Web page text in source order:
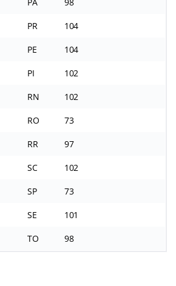
PR 104
PE 104
PI 102
RN 102
RO 73
RR 97
SC 102
SP 73
SE 101
TO 98